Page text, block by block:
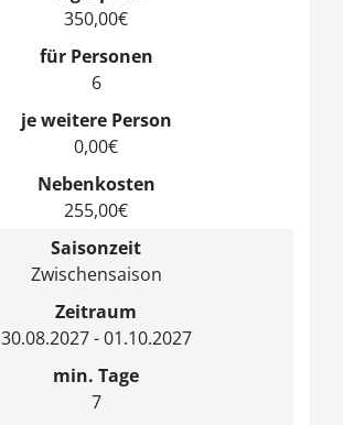
350,00€
für Personen
6
je weitere Person
0,00€
Nebenkosten
255,00€
Saisonzeit
Zwischensaison
Zeitraum
30.08.2027 - 01.10.2027
min. Tage
7